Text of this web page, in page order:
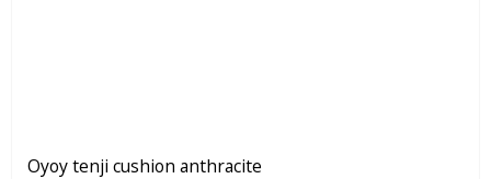
Oyoy tenji cushion anthracite